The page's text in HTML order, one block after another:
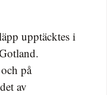
upptäcktes i
på
av